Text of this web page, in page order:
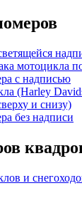
мотоцикла
с надписью
(Harley
и снизу)
без надписи
и